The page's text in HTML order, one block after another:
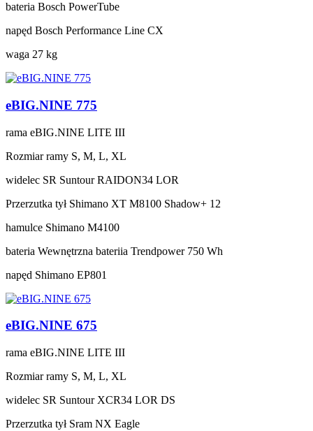
bateria Bosch PowerTube
napęd Bosch Performance Line CX
waga 27 kg
eBIG.NINE 775
rama eBIG.NINE LITE III
Rozmiar ramy S, M, L, XL
widelec SR Suntour RAIDON34 LOR
Przerzutka tył Shimano XT M8100 Shadow+ 12
hamulce Shimano M4100
bateria Wewnętrzna bateriia Trendpower 750 Wh
napęd Shimano EP801
eBIG.NINE 675
rama eBIG.NINE LITE III
Rozmiar ramy S, M, L, XL
widelec SR Suntour XCR34 LOR DS
Przerzutka tył Sram NX Eagle